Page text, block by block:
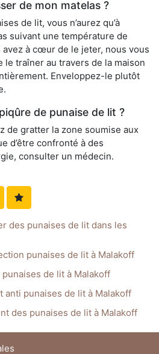
de mon matelas ?
de lit, vous n’aurez qu’à
suivant une température de
avez à cœur de le jeter, nous vous
le traîner au travers de la maison
Enveloppez-le plutôt
de punaise de lit ?
de gratter la zone soumise aux
d’être confronté à des
consulter un médecin.
des punaises de lit dans les
punaises de lit à Malakoff
de lit à Malakoff
anti punaises de lit à Malakoff
des punaises de lit à Malakoff